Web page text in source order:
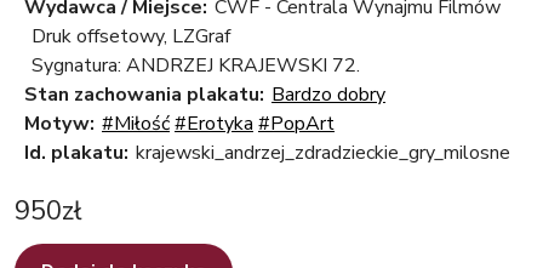
Wydawca / Miejsce: CWF - Centrala Wynajmu Filmów
Druk offsetowy, LZGraf
Sygnatura: ANDRZEJ KRAJEWSKI 72.
Stan zachowania plakatu: Bardzo dobry
Motyw: #Miłość#Erotyka #PopArt
Id. plakatu: krajewski_andrzej_zdradzieckie_gry_milosne
950zł